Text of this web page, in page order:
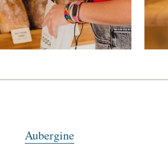
Aubergine